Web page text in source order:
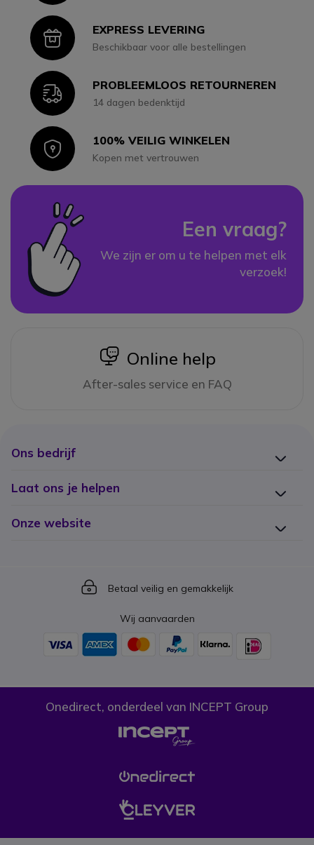
IconEXPRESS LEVERING
Beschikbaar voor alle bestellingen
IconPROBLEEMLOOS RETOURNEREN
14 dagen bedenktijd
Icon100% VEILIG WINKELEN
Kopen met vertrouwen
Een vraag?
We zijn er om u te helpen met elk
verzoek!
icon
Online help
After-sales service en FAQ
Ons bedrijf
Laat ons je helpen
Onze website
Icon
Betaal veilig en gemakkelijk
Wij aanvaarden
Onedirect, onderdeel van INCEPT Group